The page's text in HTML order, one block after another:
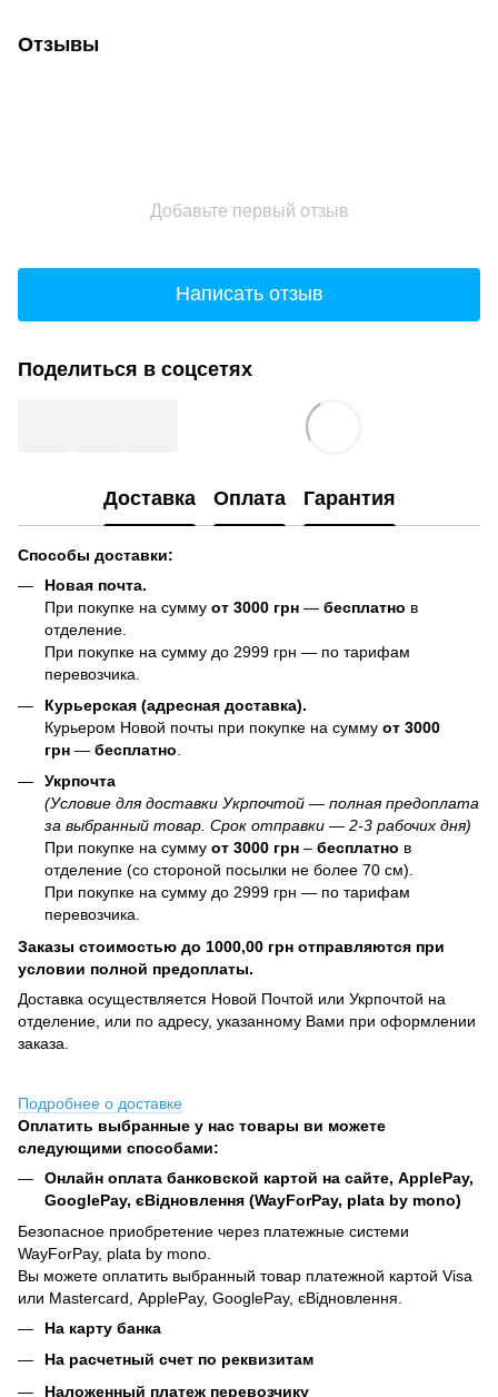
Отзывы
Добавьте первый отзыв
Написать отзыв
Поделиться в соцсетях
Доставка Оплата Гарантия
Способы доставки:
Новая почта.
При покупке на сумму от 3000 грн — бесплатно в
отделение.
При покупке на сумму до 2999 грн — по тарифам
перевозчика.
Курьерская (адресная доставка).
Курьером Новой почты при покупке на сумму от 3000
грн — бесплатно
Укрпочта
(Условие для доставки Укрпочтой — полная предоплата
за выбранный товар. Срок отправки — 2-3 рабочих дня)
При покупке на сумму от 3000 грн – бесплатно в
отделение (со стороной посылки не более 70 см).
При покупке на сумму до 2999 грн — по тарифам
перевозчика.
Заказы стоимостью до 1000,00 грн отправляются при
условии полной предоплаты.
Доставка осуществляется Новой Почтой или Укрпочтой на
отделение, или по адресу, указанному Вами при оформлении
заказа.
Подробнее о доставке
Оплатить выбранные у нас товары ви можете
следующими способами:
Онлайн оплата банковской картой на сайте, ApplePay,
GooglePay, єВідновлення (WayForPay, plata by mono)
Безопасное приобретение через платежные системи
WayForPay, plata by mono.
Вы можете оплатить выбранный товар платежной картой Visa
или Mastercard, ApplePay, GooglePay, єВідновлення.
На карту банка
На расчетный счет по реквизитам
Наложенный платеж перевозчику